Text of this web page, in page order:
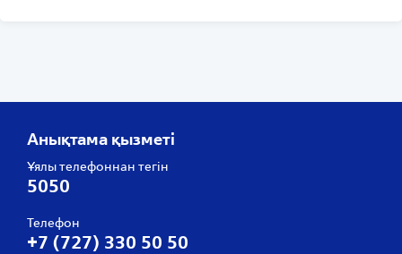
Анықтама қызметі
Ұялы телефоннан тегін
5050
Телефон
+7 (727) 330 50 50